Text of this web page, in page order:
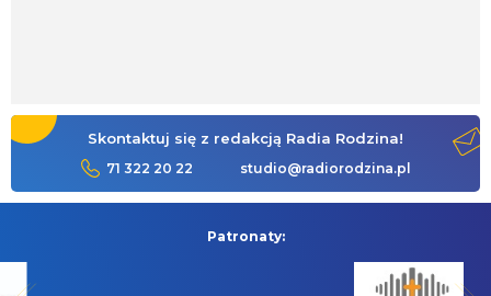
Skontaktuj się z redakcją Radia Rodzina!
71 322 20 22 studio@radiorodzina.pl
Patronaty: